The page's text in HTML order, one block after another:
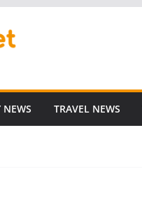
NEWS TRAVEL NEWS